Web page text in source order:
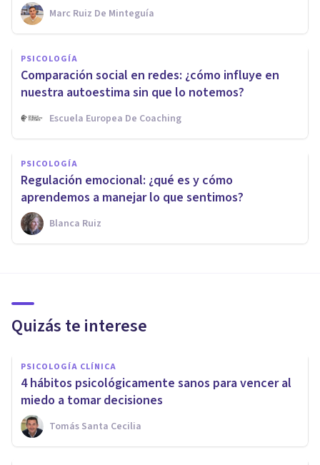
Marc Ruiz De Minteguía
PSICOLOGÍA
Comparación social en redes: ¿cómo influye en
nuestra autoestima sin que lo notemos?
Escuela Europea De Coaching
PSICOLOGÍA
Regulación emocional: ¿qué es y cómo
aprendemos a manejar lo que sentimos?
Blanca Ruiz
Quizás te interese
PSICOLOGÍA CLÍNICA
4 hábitos psicológicamente sanos para vencer al
miedo a tomar decisiones
Tomás Santa Cecilia